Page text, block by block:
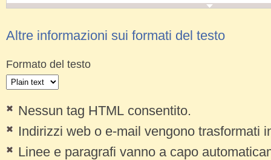
Altre informazioni sui formati del testo
Formato del testo
Nessun tag HTML consentito.
Indirizzi web o e-mail vengono trasformati
Linee e paragrafi vanno a capo